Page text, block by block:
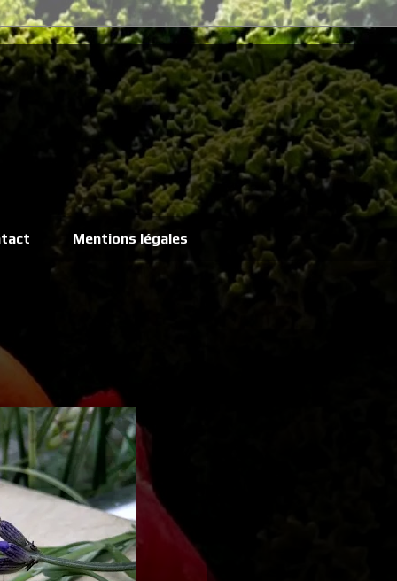
Mentions légales